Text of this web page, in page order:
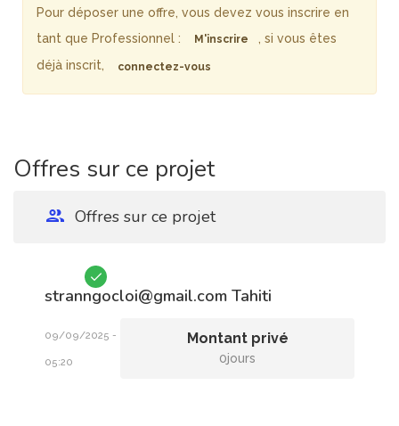
Pour déposer une offre, vous devez vous inscrire en
tant que Professionnel :
M'inscrire
, si vous êtes
déjà inscrit,
connectez-vous
Offres sur ce projet
Offres sur ce projet
stranngocloi@gmail.com Tahiti
09/09/2025 -
05:20
Montant privé
0jours